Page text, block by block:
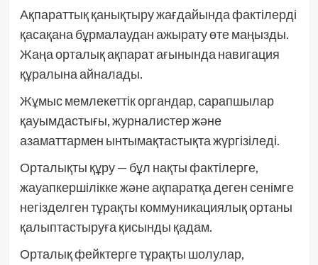
Ақпараттық қанықтыру жағдайында фактілерді
қасақана бұрмалаудан ажырату өте маңызды.
Жаңа орталық ақпарат ағынында навигация
құралына айналады.
Жұмыс мемлекеттік органдар, сарапшылар
қауымдастығы, журналистер және
азаматтармен ынтымақтастықта жүргізіледі.
Орталықты құру — бұл нақты фактілерге,
жауапкершілікке және ақпаратқа деген сенімге
негізделген тұрақты коммуникациялық ортаны
қалыптастыруға қисынды қадам.
Орталық фейктерге тұрақты шолулар,